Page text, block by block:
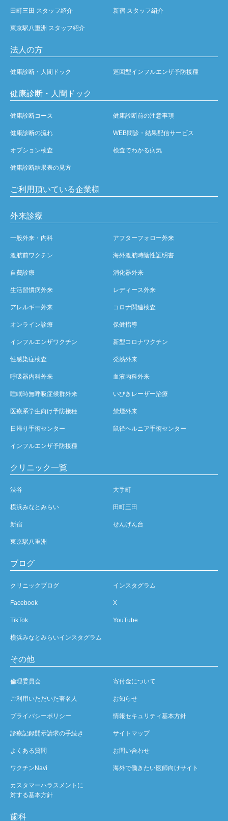
田町三田 スタッフ紹介 新宿 スタッフ紹介
東京駅八重洲 スタッフ紹介
法人の方
健康診断・人間ドック 巡回型インフルエンザ予防接種
健康診断・人間ドック
健康診断コース 健康診断前の注意事項
健康診断の流れ WEB問診・結果配信サービス
オプション検査 検査でわかる病気
健康診断結果表の見方
ご利用頂いている企業様
外来診療
一般外来・内科 アフターフォロー外来
渡航前ワクチン 海外渡航時陰性証明書
自費診療 消化器外来
生活習慣病外来 レディース外来
アレルギー外来 コロナ関連検査
オンライン診療 保健指導
インフルエンザワクチン 新型コロナワクチン
性感染症検査 発熱外来
呼吸器内科外来 血液内科外来
睡眠時無呼吸症候群外来 いびきレーザー治療
医療系学生向け予防接種 禁煙外来
日帰り手術センター 鼠径ヘルニア手術センター
インフルエンザ予防接種
クリニック一覧
渋谷 大手町
横浜みなとみらい 田町三田
新宿 せんげん台
東京駅八重洲
ブログ
クリニックブログ インスタグラム
Facebook X
TikTok YouTube
横浜みなとみらいインスタグラム
その他
倫理委員会 寄付金について
ご利用いただいた著名人 お知らせ
プライバシーポリシー 情報セキュリティ基本方針
診療記録開示請求の手続き サイトマップ
よくある質問 お問い合わせ
ワクチンNavi 海外で働きたい医師向けサイト
カスタマーハラスメントに
対する基本方針
歯科